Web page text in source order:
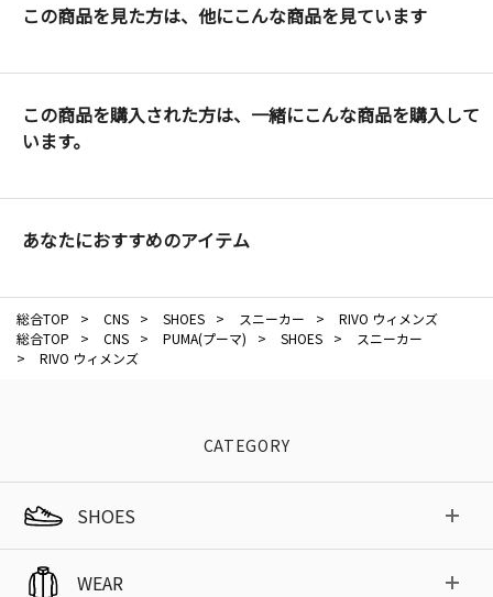
この商品を見た方は、他にこんな商品を見ています
この商品を購入された方は、一緒にこんな商品を購入して
います。
あなたにおすすめのアイテム
総合TOP > CNS > SHOES > スニーカー >
RIVO ウィメンズ
総合TOP
> CNS > PUMA(プーマ) > SHOES >
スニーカー
>
RIVO ウィメンズ
CATEGORY
SHOES
WEAR